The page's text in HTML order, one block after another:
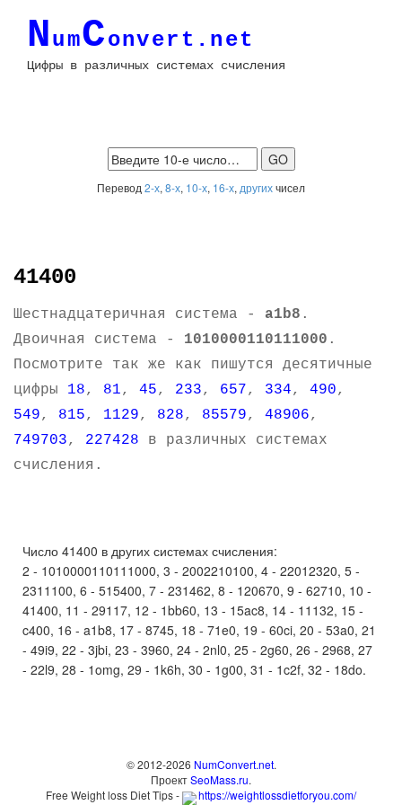
NumConvert.net
Цифры в различных системах счисления
Перевод 2-х, 8-х, 10-х, 16-х, другихчисел
41400
Шестнадцатеричная система - a1b8 .
Двоичная система - 1010000110111000 .
Посмотрите так же как пишутся десятичные
цифры 18, 81, 45, 233, 657, 334, 490,
549, 815, 1129, 828, 85579, 48906,
749703, 227428 в различных системах
счисления.
Число 41400 в других системах счисления:
2 - 1010000110111000, 3 - 2002210100, 4 - 22012320, 5 -
2311100, 6 - 515400, 7 - 231462, 8 - 120670, 9 - 62710, 10 -
41400, 11 - 29117, 12 - 1bb60, 13 - 15ac8, 14 - 11132, 15 -
c400, 16 - a1b8, 17 - 8745, 18 - 71e0, 19 - 60ci, 20 - 53a0, 21
- 49i9, 22 - 3jbi, 23 - 3960, 24 - 2nl0, 25 - 2g60, 26 - 2968, 27
- 22l9, 28 - 1omg, 29 - 1k6h, 30 - 1g00, 31 - 1c2f, 32 - 18do.
© 2012-2026 NumConvert.net.
ПроектSeoMass.ru.
Free Weight loss Diet Tips -
https://weightlossdietforyou.com/